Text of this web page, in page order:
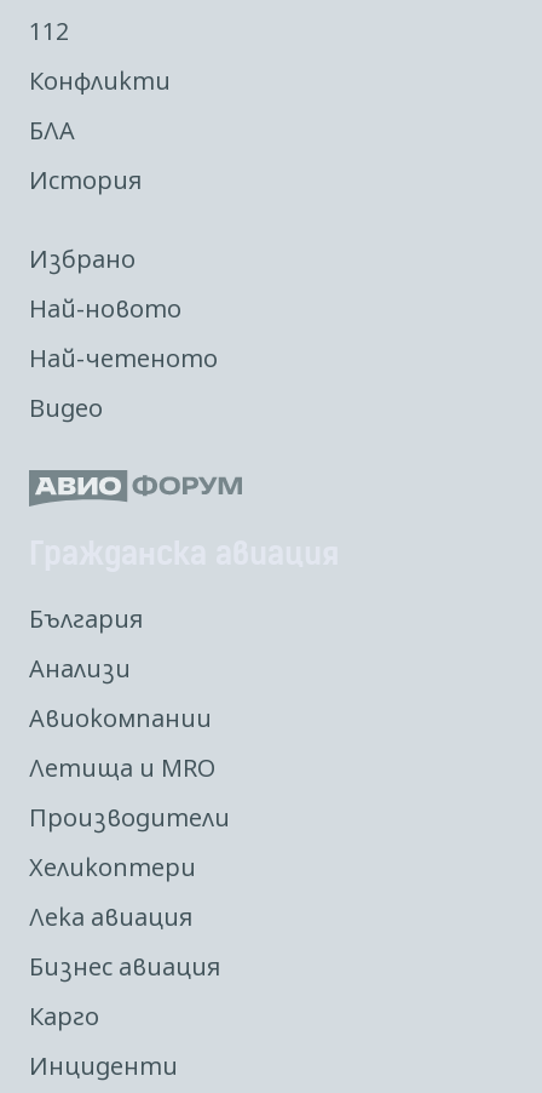
112
Конфликти
БЛА
История
Избрано
Най-новото
Най-четеното
Видео
България
Анализи
Авиокомпании
Летища и MRO
Производители
Хеликоптери
Лека авиация
Бизнес авиация
Карго
Инциденти